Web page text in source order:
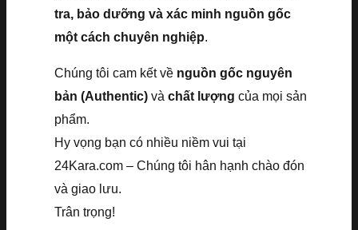
tra, bảo dưỡng và xác minh nguồn gốc
một cách chuyên nghiệp.
Chúng tôi cam kết về nguồn gốc nguyên
bản (Authentic) và chất lượng của mọi sản
phẩm.
Hy vọng bạn có nhiều niềm vui tại
24Kara.com – Chúng tôi hân hạnh chào đón
và giao lưu.
Trân trọng!